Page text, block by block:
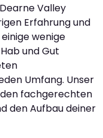
Valley
Erfahrung und
wenige
und Gut
Umfang. Unser
fachgerechten
den Aufbau deiner